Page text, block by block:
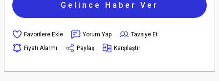
Gelince Haber Ver
Yorum Yap
Tavsiye Et
Fiyatı Alarmı
Paylaş Karşılaştır